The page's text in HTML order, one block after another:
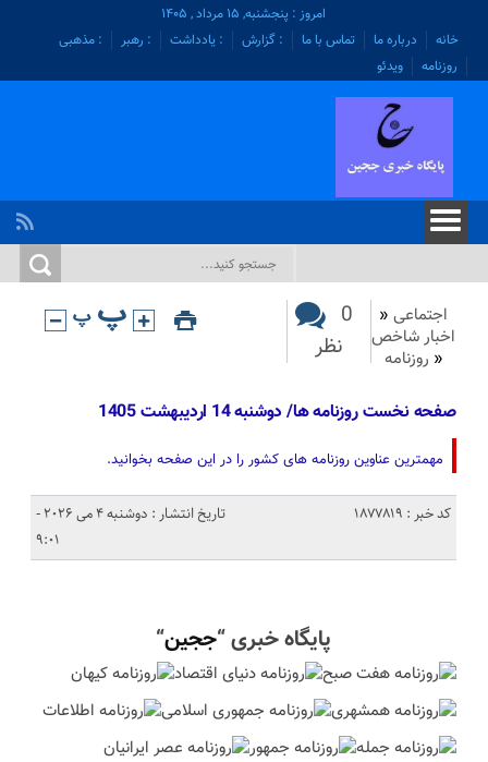
امروز : پنجشنبه, ۱۵ مرداد , ۱۴۰۵
خانه
درباره ما تماس با ما : گزارش : یادداشت : رهبر
: مذهبی
روزنامه
ویدئو
اجتماعی «
اخبار شاخص
« روزنامه
0
نظر
صفحه نخست روزنامه ها/ دوشنبه 14 اردیبهشت 1405
مهمترین عناوین روزنامه های کشور را در این صفحه بخوانید.
کد خبر : 1877819
تاریخ انتشار : دوشنبه 4 می 2026 -
9:01
پایگاه خبری “ججین“